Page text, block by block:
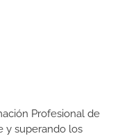
Profesional de
y superando los